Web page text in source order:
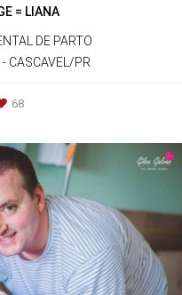
= LIANA
DE PARTO
CASCAVEL/PR
68